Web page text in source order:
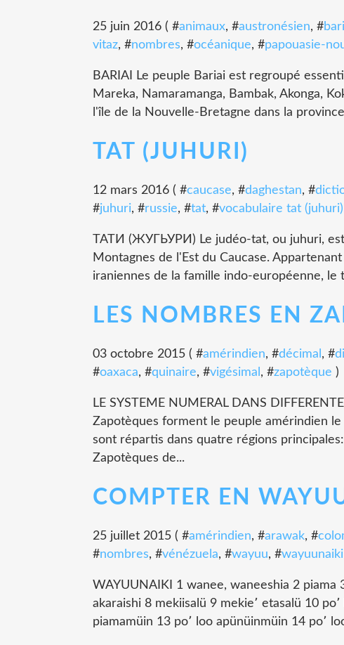
25 juin 2016 ( #animaux, #austronésien, #
vitaz, #nombres, #océanique, #papouasie-
BARIAI Le peuple Bariai est regroupé
Mareka, Namaramanga, Bambak, Akonga,
l'île de la Nouvelle-Bretagne dans la
TAT (JUHURI)
12 mars 2016 ( #caucase, #daghestan, #
#juhuri, #russie, #tat, #vocabulaire tat (juhuri)
ТАТИ (ЖУГЬУРИ) Le judéo-tat, ou juhuri,
Montagnes de l'Est du Caucase.
iraniennes de la famille indo-européenne,
LES NOMBRES EN
03 octobre 2015 ( #amérindien, #décimal , #
#oaxaca, #quinaire, #vigésimal , #zapotèque )
LE SYSTEME NUMERAL DANS
Zapotèques forment le peuple amérindien
sont répartis dans quatre régions
Zapotèques de...
COMPTER EN
25 juillet 2015 ( #amérindien, #arawak, #
#nombres, #vénézuela, #wayuu, #wayuunaiki
WAYUUNAIKI 1 wanee, waneeshia 2 piama
akaraishi 8 mekiisalü 9 mekie՚ etasalü 10
piamamüin 13 po՚ loo apünüinmüin 14 po՚